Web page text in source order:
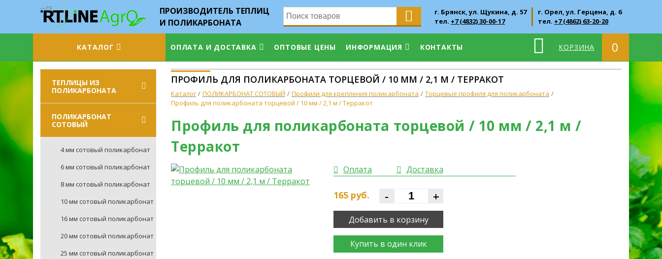
ПРОИЗВОДИТЕЛЬ ТЕПЛИЦ
И ПОЛИКАРБОНАТА
г. Брянск, ул. Щукина, д. 57
тел. +7 (4832) 30-00-17
г. Орел, ул. Герцена, д. 6
тел. +7 (4862) 63-20-20
КОРЗИНА 0
КАТАЛОГ ОПЛАТА И ДОСТАВКА ОПТОВЫЕ ЦЕНЫ ИНФОРМАЦИЯ КОНТАКТЫ
ТЕПЛИЦЫ ИЗ
ПОЛИКАРБОНАТА
ПОЛИКАРБОНАТ
СОТОВЫЙ
4 мм сотовый поликарбонат
6 мм сотовый поликарбонат
8 мм сотовый поликарбонат
10 мм сотовый поликарбонат
16 мм сотовый поликарбонат
20 мм сотовый поликарбонат
25 мм сотовый поликарбонат
ПРОФИЛЬ ДЛЯ ПОЛИКАРБОНАТА ТОРЦЕВОЙ / 10 ММ / 2,1 М / ТЕРРАКОТ
Каталог ПОЛИКАРБОНАТ СОТОВЫЙ Профили для крепления поликарбоната
Торцевые профиля для поликарбоната
Профиль для поликарбоната торцевой / 10 мм / 2,1 м / Терракот
Профиль для поликарбоната торцевой / 10 мм / 2,1 м /
Терракот
Оплата Доставка
165 руб. - +
Добавить в корзину
Купить в один клик